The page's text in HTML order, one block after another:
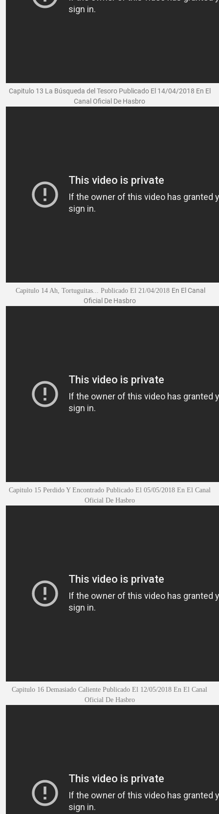
Capitulo 13 La Búsqueda del Tesoro Publicado El 14/04/2018 En El
Canal Oficial De Hasbro
Capitulo 14 Ah, Tortuguitas... Publicado El 21/04/2018 En El Canal
Oficial De Hasbro
Capitulo 15 Perdido Y Encontrado Publicado El 05/05/2018 En El Canal
Oficial De Hasbro
Capitulo 16 Demasiado Caliente Publicado El 12/05/2018 En El Canal
Oficial De Hasbro